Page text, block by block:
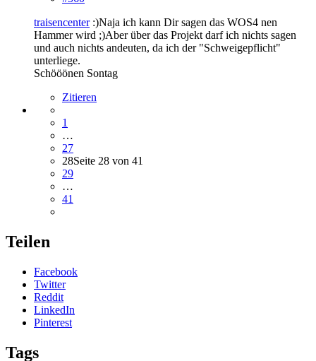
traisencenter:)Naja ich kann Dir sagen das WOS4 nen
Hammer wird ;)Aber über das Projekt darf ich nichts sagen
und auch nichts andeuten, da ich der "Schweigepflicht"
unterliege.
Schööönen Sontag
Zitieren
1
…
27
28Seite 28 von 41
29
…
41
Teilen
Facebook
Twitter
Reddit
LinkedIn
Pinterest
Tags